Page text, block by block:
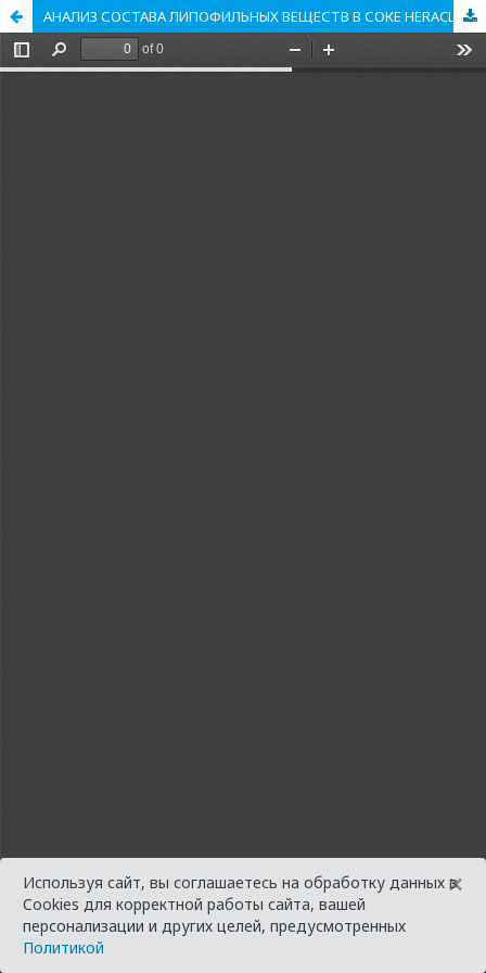
АНАЛИЗ СОСТАВА ЛИПОФИЛЬНЫХ ВЕЩЕСТВ В СОКЕ HERACLEUM SOSNOWSKYI ДО И ПОСЛЕ ЭЛЕКТРОРАЗРЯДНОЙ КАВИТАЦИОННОЙ ОБРАБОТКИ
Используя сайт, вы соглашаетесь на обработку данных в
Cookies для корректной работы сайта, вашей
персонализации и других целей, предусмотренных
Политикой
×